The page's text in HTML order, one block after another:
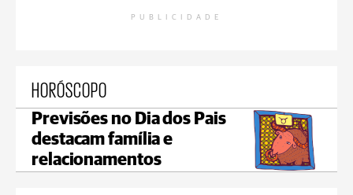
PUBLICIDADE
HORÓSCOPO
Previsões no Dia dos Pais
destacam família e
relacionamentos